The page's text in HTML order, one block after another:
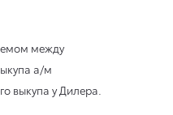
между
а/м
выкупа у Дилера.